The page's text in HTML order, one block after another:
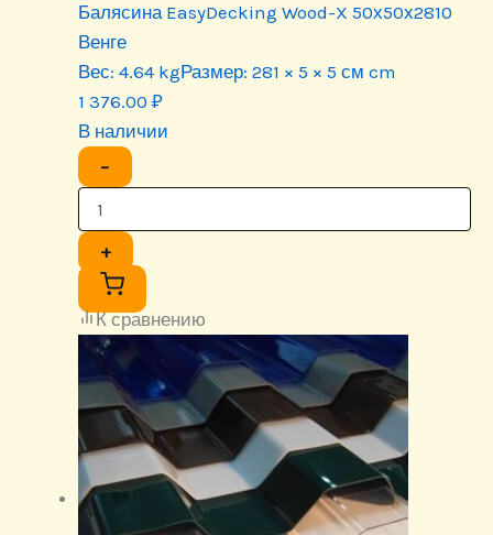
Балясина EasyDecking Wood-X 50х50х2810
Венге
Вес: 4.64 kgРазмер: 281 × 5 × 5 см cm
1 376.00 ₽
В наличии
−
+
К сравнению